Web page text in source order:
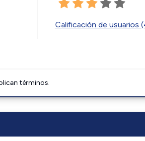
Calificación de usuarios
términos.